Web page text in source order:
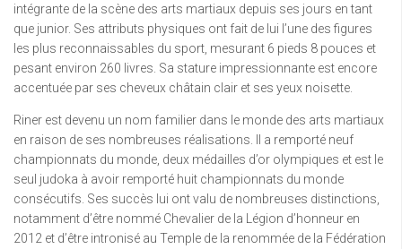
intégrante de la scène des arts martiaux depuis ses jours en tant
que junior. Ses attributs physiques ont fait de lui l’une des figures
les plus reconnaissables du sport, mesurant 6 pieds 8 pouces et
pesant environ 260 livres. Sa stature impressionnante est encore
accentuée par ses cheveux châtain clair et ses yeux noisette.
Riner est devenu un nom familier dans le monde des arts martiaux
en raison de ses nombreuses réalisations. Il a remporté neuf
championnats du monde, deux médailles d’or olympiques et est le
seul judoka à avoir remporté huit championnats du monde
consécutifs. Ses succès lui ont valu de nombreuses distinctions,
notamment d’être nommé Chevalier de la Légion d’honneur en
2012 et d’être intronisé au Temple de la renommée de la Fédération